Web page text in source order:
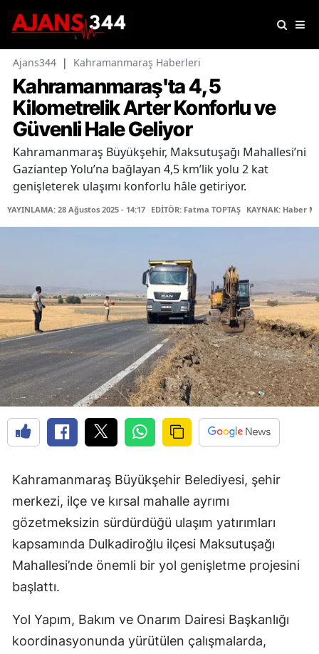
Ajans344 | Kahramanmaraş Haberleri
Kahramanmaraş'ta 4,5
Kilometrelik Arter Konforlu ve
Güvenli Hale Geliyor
Kahramanmaraş Büyükşehir, Maksutuşağı Mahallesi’ni
Gaziantep Yolu’na bağlayan 4,5 km’lik yolu 2 kat
genişleterek ulaşımı konforlu hâle getiriyor.
YAYINLAMA: 28 Ağustos 2025 - 14:17 EDİTÖR: Fatma TOPTAŞ KAYNAK: Haber
Kahramanmaraş Büyükşehir Belediyesi, şehir
merkezi, ilçe ve kırsal mahalle ayrımı
gözetmeksizin sürdürdüğü ulaşım yatırımları
kapsamında Dulkadiroğlu ilçesi Maksutuşağı
Mahallesi’nde önemli bir yol genişletme projesini
başlattı.
Yol Yapım, Bakım ve Onarım Dairesi Başkanlığı
koordinasyonunda yürütülen çalışmalarda,